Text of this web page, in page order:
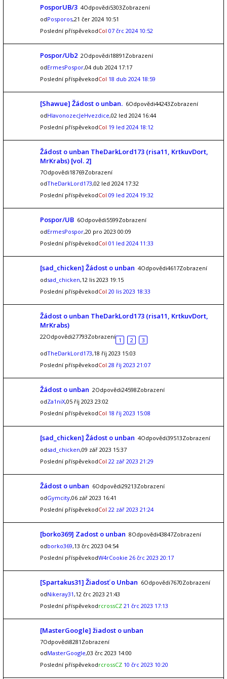
PosporUB/3 4Odpovědi5303Zobrazení
odPosporos,21 čer 2024 10:51
Poslední příspěvekodCol 07 črc 2024 10:52
Pospor/Ub2 2Odpovědi18891Zobrazení
odErmesPospor,04 dub 2024 17:17
Poslední příspěvekodCol 18 dub 2024 18:59
[Shawue] Žádost o unban. 6Odpovědi44243Zobrazení
odHlavonozecJeHvezdice,02 led 2024 16:44
Poslední příspěvekodCol 19 led 2024 18:12
Žádost o unban TheDarkLord173 (risa11, KrtkuvDort,
MrKrabs) [vol. 2]
7Odpovědi18769Zobrazení
odTheDarkLord173,02 led 2024 17:32
Poslední příspěvekodCol 09 led 2024 19:32
Pospor/UB 6Odpovědi5599Zobrazení
odErmesPospor,20 pro 2023 00:09
Poslední příspěvekodCol 01 led 2024 11:33
[sad_chicken] Žádost o unban 4Odpovědi4617Zobrazení
odsad_chicken,12 lis 2023 19:15
Poslední příspěvekodCol 20 lis 2023 18:33
Žádost o unban TheDarkLord173 (risa11, KrtkuvDort,
MrKrabs)
22Odpovědi27793Zobrazení 1 2
3
odTheDarkLord173,18 říj 2023 15:03
Poslední příspěvekodCol 28 říj 2023 21:07
Žádost o unban 2Odpovědi24598Zobrazení
odZa1niX,05 říj 2023 23:02
Poslední příspěvekodCol 18 říj 2023 15:08
[sad_chicken] Žádost o unban 4Odpovědi39513Zobrazení
odsad_chicken,09 zář 2023 15:37
Poslední příspěvekodCol 22 zář 2023 21:29
Žádost o unban 6Odpovědi29213Zobrazení
odGymcity,06 zář 2023 16:41
Poslední příspěvekodCol 22 zář 2023 21:24
[borko369] Zadost o unban 8Odpovědi43847Zobrazení
odborko369,13 črc 2023 04:54
Poslední příspěvekodW4rCookie 26 črc 2023 20:17
[Spartakus31] Žiadosť o Unban 6Odpovědi7670Zobrazení
odNikeray31,12 črc 2023 21:43
Poslední příspěvekodrcrossCZ 21 črc 2023 17:13
[MasterGoogle] žiadost o unban
7Odpovědi8281Zobrazení
odMasterGoogle,03 črc 2023 14:00
Poslední příspěvekodrcrossCZ 10 črc 2023 10:20